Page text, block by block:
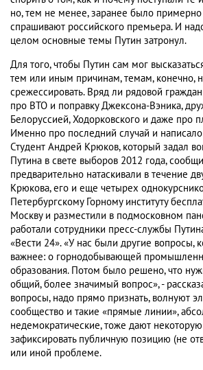
но, тем не менее, заранее было примерно
спрашивают российского премьера. И
целом основные темы Путин затронул.
Для того, чтобы Путин сам мог
тем или иным причинам, темам, конечно,
срежессировать. Вряд ли рядовой
про ВТО и поправку Джексона-Вэника,
Белоруссией, Ходорковского и даже про
Именно про последний случай и
Студент Андрей Крюков, который задал
Путина в свете выборов 2012 года,
предварительно натаскивали в течение
Крюкова, его и еще четырех
Петербургскому Горному институту
Москву и разместили в подмосковном
работали сотрудники пресс-службы
«Вести 24». «У нас были другие вопросы,
важнее: о горнодобывающей
образования. Потом было решено, что
общий, более значимый вопрос», -
вопросы, надо прямо признать, волнуют
сообщество и такие «прямые линии»,
недемократические, тоже дают
зафиксировать публичную позицию (не
или иной проблеме.